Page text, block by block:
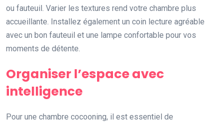
ou fauteuil. Varier les textures rend votre chambre plus
accueillante. Installez également un coin lecture agréable
avec un bon fauteuil et une lampe confortable pour vos
moments de détente.
Organiser l’espace avec
intelligence
Pour une chambre cocooning, il est essentiel de